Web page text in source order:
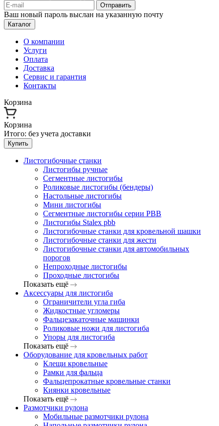
Отправить
Ваш новый пароль выслан на указанную почту
Каталог
О компании
Услуги
Оплата
Доставка
Сервис и гарантия
Контакты
Корзина
Корзина
Итого: без учета доставки
Купить
Листогибочные станки
Листогибы ручные
Сегментные листогибы
Роликовые листогибы (бендеры)
Настольные листогибы
Мини листогибы
Сегментные листогибы серии PBB
Листогибы Stalex pbb
Листогибочные станки для кровельной шашки
Листогибочные станки для жести
Листогибочные станки для автомобильных
порогов
Непроходные листогибы
Проходные листогибы
Показать ещё
Аксессуары для листогиба
Ограничители угла гиба
Жидкостные угломеры
Фальцезакаточные машинки
Роликовые ножи для листогиба
Упоры для листогиба
Показать ещё
Оборудование для кровельных работ
Клещи кровельные
Рамки для фальца
Фальцепрокатные кровельные станки
Киянки кровельные
Показать ещё
Размотчики рулона
Мобильные размотчики рулона